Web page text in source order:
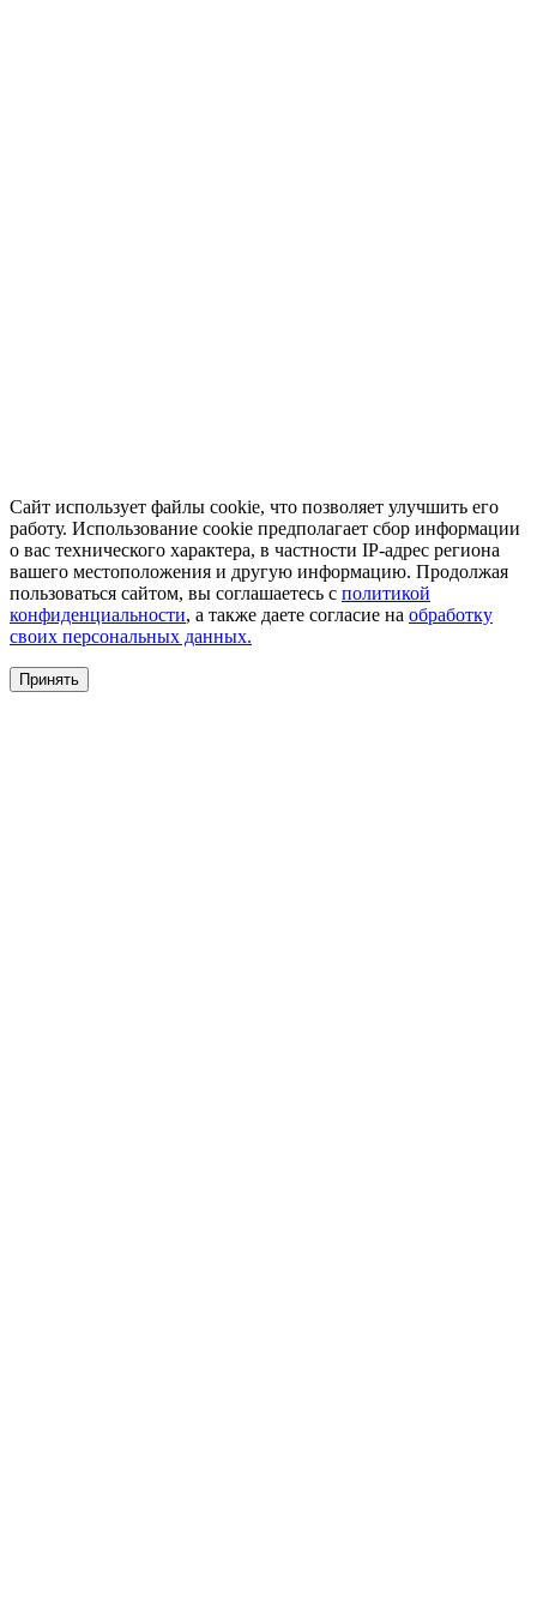
Сайт использует файлы cookie, что позволяет улучшить его
работу. Использование cookie предполагает сбор информации
о вас технического характера, в частности IP-адрес региона
вашего местоположения и другую информацию. Продолжая
пользоваться сайтом, вы соглашаетесь с политикой
конфиденциальности, а также даете согласие на обработку
своих персональных данных.
Принять